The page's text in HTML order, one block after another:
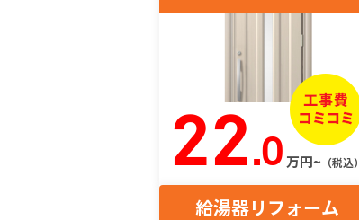
22.0 万円~ （税込）
給湯器リフォーム